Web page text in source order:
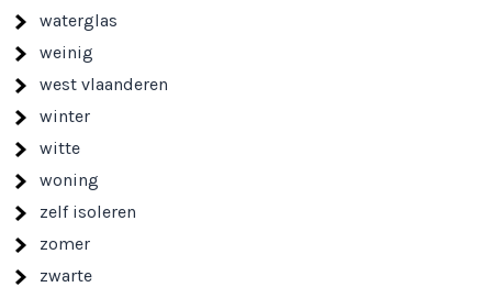
waterglas
weinig
west vlaanderen
winter
witte
woning
zelf isoleren
zomer
zwarte